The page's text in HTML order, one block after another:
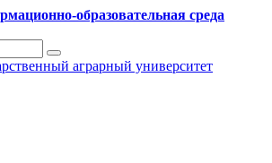
образовательная среда